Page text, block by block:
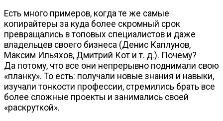
Есть много примеров, когда те же самые
копирайтеры за куда более скромный срок
превращались в топовых специалистов и даже
владельцев своего бизнеса (Денис Каплунов,
Максим Ильяхов, Дмитрий Кот и т. д.). Почему?
Да потому, что все они непрерывно поднимали свою
«планку». То есть: получали новые знания и навыки,
изучали тонкости профессии, стремились брать все
более сложные проекты и занимались своей
«раскруткой».